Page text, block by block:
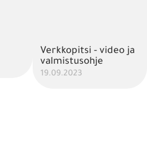
Verkkopitsi - video ja
valmistusohje
19.09.2023